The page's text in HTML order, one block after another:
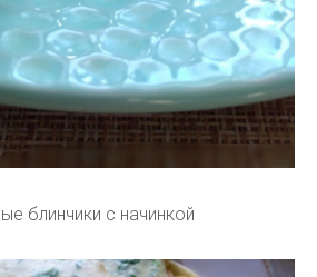
блинчики с начинкой